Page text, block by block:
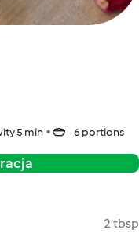
5 min 6 portions
2 tbsp